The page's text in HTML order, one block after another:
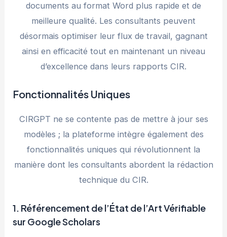
documents au format Word plus rapide et de
meilleure qualité. Les consultants peuvent
désormais optimiser leur flux de travail, gagnant
ainsi en efficacité tout en maintenant un niveau
d’excellence dans leurs rapports CIR.
Fonctionnalités Uniques
CIRGPT ne se contente pas de mettre à jour ses
modèles ; la plateforme intègre également des
fonctionnalités uniques qui révolutionnent la
manière dont les consultants abordent la rédaction
technique du CIR.
1. Référencement de l’État de l’Art Vérifiable
sur Google Scholars